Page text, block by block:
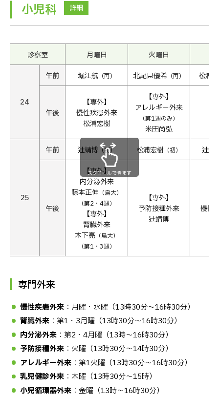
小児科 詳細
診察室 月曜日 火曜日
24
午前 堀江航 （再） 北尾見優希 （再） 松浦
午後
【専外】
慢性疾患外来
松浦宏樹
【専外】
アレルギー外来
（第1週のみ）
米田尚弘
25
午前 辻靖博 （初） 松浦宏樹 （初） 辻靖
午後
【専外】
内分泌外来
藤本正伸 （鳥大）
（第2・4週）
【専外】
腎臓外来
木下亮（鳥大）
（第1・3週）
【専外】
予防接種外来
辻靖博
慢性
スクロールできます
専門外来
慢性疾患外来 ：月曜・水曜（13時30分〜16時30分）
腎臓外来 ：第1・3月曜（13時30分〜16時30分）
内分泌外来 ：第2・4月曜（13時〜16時30分）
予防接種外来 ：火曜（13時30分〜14時30分）
アレルギー外来 ：第1火曜（13時30分〜16時30分）
乳児健診外来 ：木曜（13時30分〜15時）
小児循環器外来 ：金曜（13時〜16時30分）